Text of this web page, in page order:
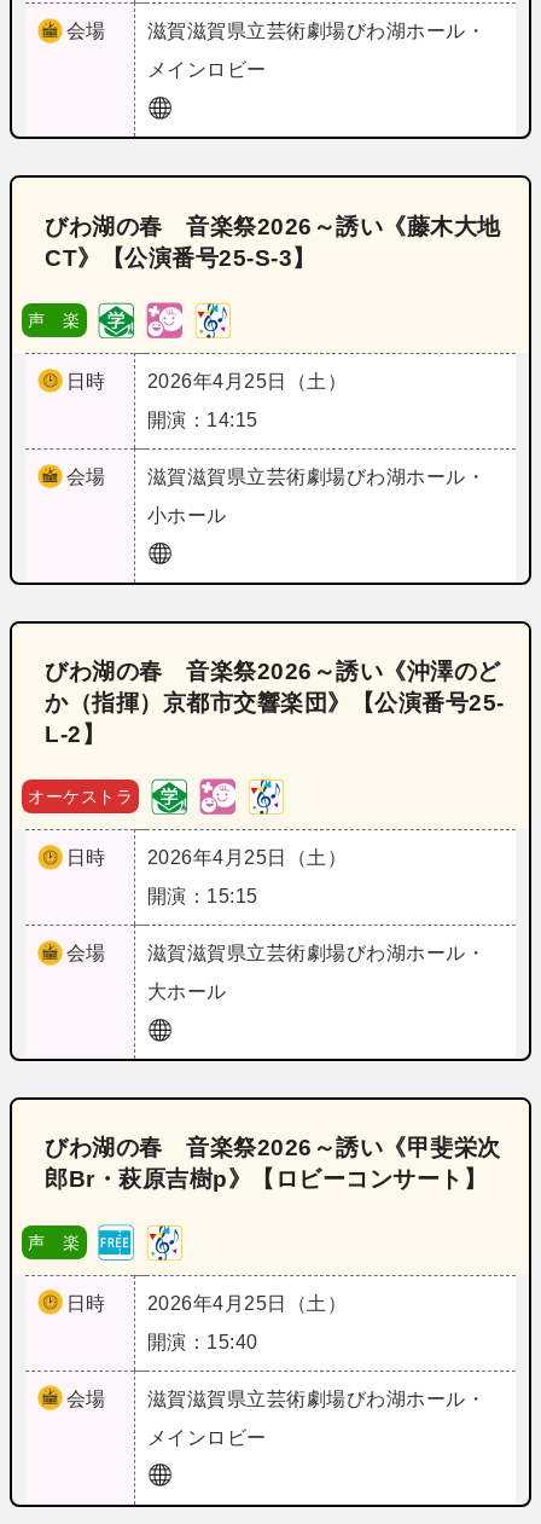
会場 滋賀滋賀県立芸術劇場びわ湖ホール・
メインロビー
びわ湖の春 音楽祭2026～誘い《藤木大地
CT》【公演番号25‐S‐3】
声 楽
日時
2026年4月25日（土）
開演：14:15
会場 滋賀滋賀県立芸術劇場びわ湖ホール・
小ホール
びわ湖の春 音楽祭2026～誘い《沖澤のど
か（指揮）京都市交響楽団》【公演番号25‐
L‐2】
オーケストラ
日時
2026年4月25日（土）
開演：15:15
会場 滋賀滋賀県立芸術劇場びわ湖ホール・
大ホール
びわ湖の春 音楽祭2026～誘い《甲斐栄次
郎Br・萩原吉樹p》【ロビーコンサート】
声 楽
日時
2026年4月25日（土）
開演：15:40
会場 滋賀滋賀県立芸術劇場びわ湖ホール・
メインロビー